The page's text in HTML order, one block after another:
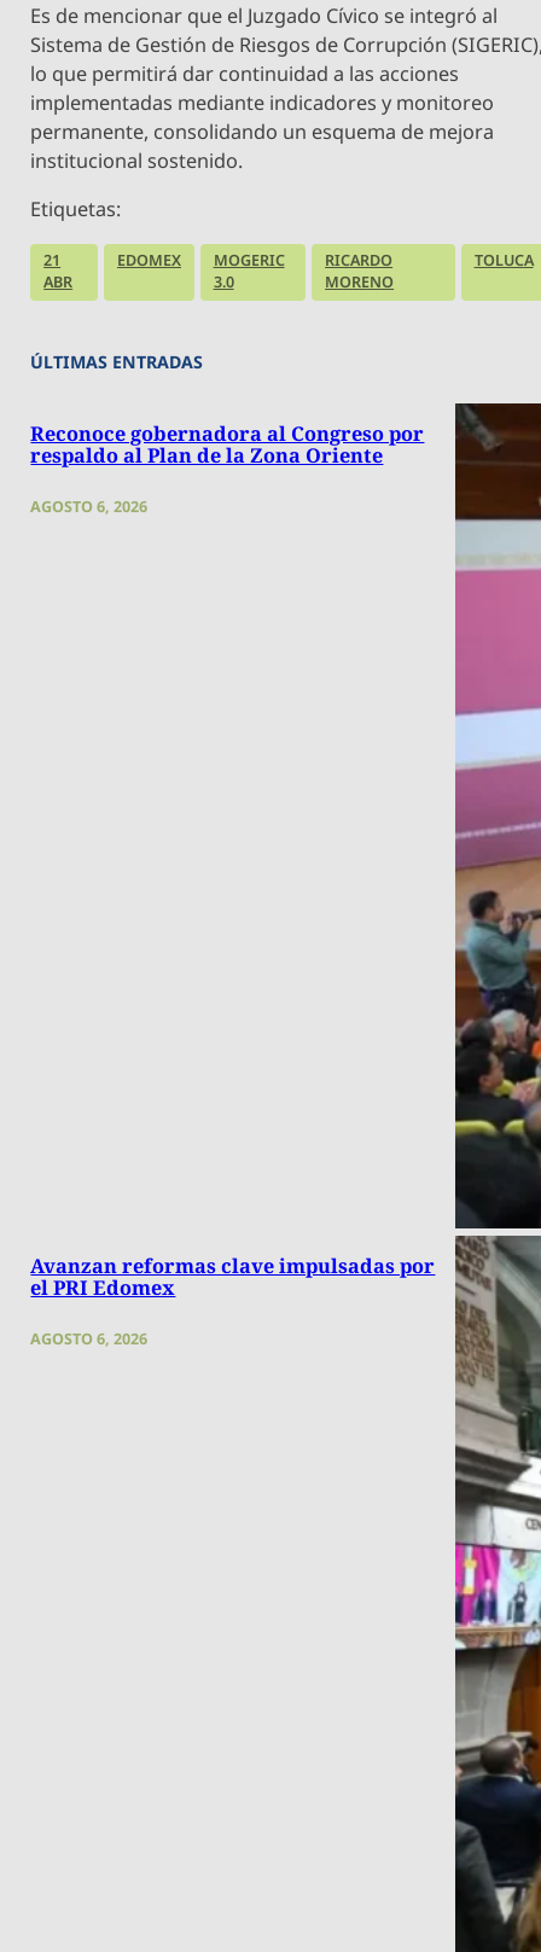
Es de mencionar que el Juzgado Cívico se integró al
Sistema de Gestión de Riesgos de Corrupción
lo que permitirá dar continuidad a las acciones
implementadas mediante indicadores y monitoreo
permanente, consolidando un esquema de mejora
institucional sostenido.
Etiquetas:
21
ABR
EDOMEX
MOGERIC
3.0
RICARDO
MORENO
TOLUCA
ÚLTIMAS ENTRADAS
Reconoce gobernadora al Congreso por
respaldo al Plan de la Zona Oriente
AGOSTO 6, 2026
Avanzan reformas clave impulsadas por
el PRI Edomex
AGOSTO 6, 2026